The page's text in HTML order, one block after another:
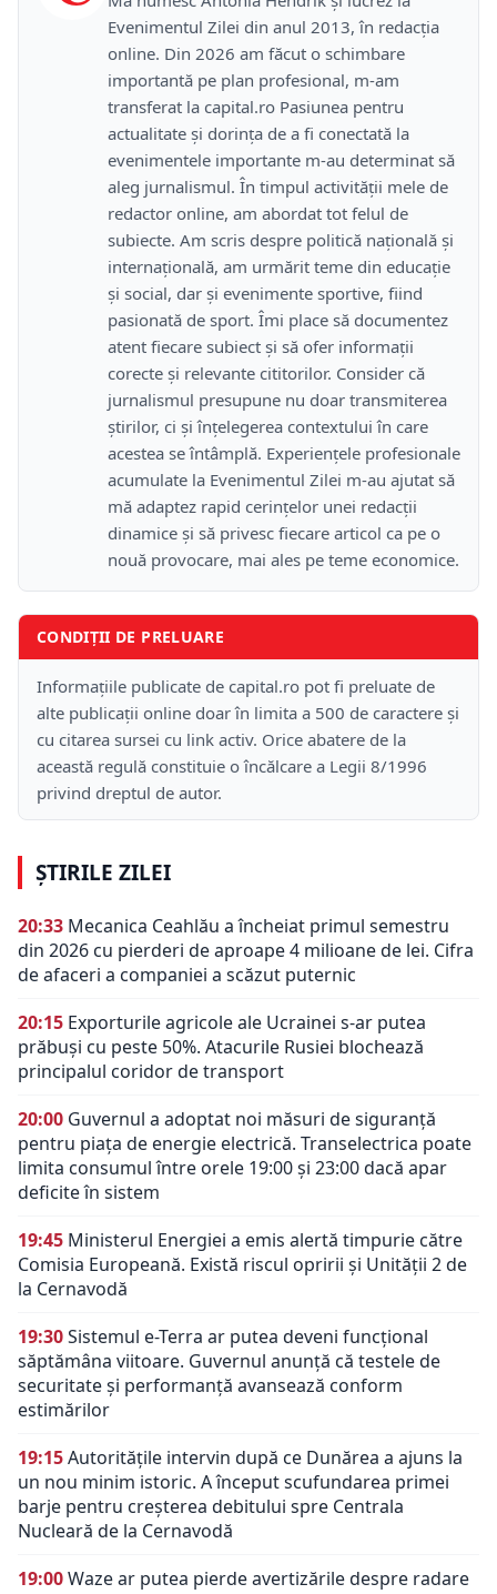
Evenimentul Zilei din anul 2013, în redacția
online. Din 2026 am făcut o schimbare
importantă pe plan profesional, m-am
transferat la capital.ro Pasiunea pentru
actualitate și dorința de a fi conectată la
evenimentele importante m-au determinat să
aleg jurnalismul. În timpul activității mele de
redactor online, am abordat tot felul de
subiecte. Am scris despre politică națională și
internațională, am urmărit teme din educație
și social, dar și evenimente sportive, fiind
pasionată de sport. Îmi place să documentez
atent fiecare subiect și să ofer informații
corecte și relevante cititorilor. Consider că
jurnalismul presupune nu doar transmiterea
știrilor, ci și înțelegerea contextului în care
acestea se întâmplă. Experiențele profesionale
acumulate la Evenimentul Zilei m-au ajutat să
mă adaptez rapid cerințelor unei redacții
dinamice și să privesc fiecare articol ca pe o
nouă provocare, mai ales pe teme economice.
CONDIȚII DE PRELUARE
Informațiile publicate de capital.ro pot fi preluate de
alte publicații online doar în limita a 500 de caractere și
cu citarea sursei cu link activ. Orice abatere de la
această regulă constituie o încălcare a Legii 8/1996
privind dreptul de autor.
ȘTIRILE ZILEI
20:33 Mecanica Ceahlău a încheiat primul semestru
din 2026 cu pierderi de aproape 4 milioane de lei. Cifra
de afaceri a companiei a scăzut puternic
20:15 Exporturile agricole ale Ucrainei s-ar putea
prăbuși cu peste 50%. Atacurile Rusiei blochează
principalul coridor de transport
20:00 Guvernul a adoptat noi măsuri de siguranță
pentru piața de energie electrică. Transelectrica poate
limita consumul între orele 19:00 și 23:00 dacă apar
deficite în sistem
19:45 Ministerul Energiei a emis alertă timpurie către
Comisia Europeană. Există riscul opririi și Unității 2 de
la Cernavodă
19:30Sistemul e-Terra ar putea deveni funcțional
săptămâna viitoare. Guvernul anunță că testele de
securitate și performanță avansează conform
estimărilor
19:15Autoritățile intervin după ce Dunărea a ajuns la
un nou minim istoric. A început scufundarea primei
barje pentru creșterea debitului spre Centrala
Nucleară de la Cernavodă
19:00Waze ar putea pierde avertizările despre radare